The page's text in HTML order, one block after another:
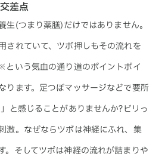
差点
生(つまり薬膳)だけではありません。
されていて、ツボ押しもその流れを
という気血の通り道のポイントポイ
ります。足つぼマッサージなどで要所
と感じることがありませんか?ビリっ
激。なぜならツボは神経にふれ、集
。そしてツボは神経の流れが詰まりや